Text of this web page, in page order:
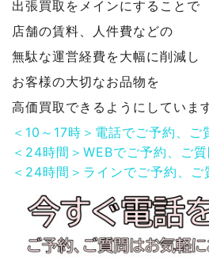
出張買取をメインにすることで
店舗の賃料、人件費などの
無駄な運営経費を大幅に削減し
お客様の大切なお品物を
高価買取できるようにしていま
＜10～17時＞電話でご予約、ご
＜24時間＞WEBでご予約、ご
＜24時間＞ラインでご予約、ご